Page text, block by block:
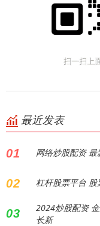
最近发表
01 网络炒股配资
02 杠杆股票平台
03
2024炒股配资
长新